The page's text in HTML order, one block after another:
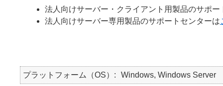
法人向けサーバー・クライアント用製品のサポー
法人向けサーバー専用製品のサポートセンターは
プラットフォーム（OS） Windows, Windows Server